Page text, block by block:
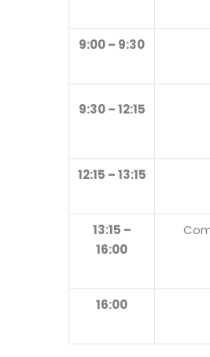
9:00 – 9:30
9:30 – 12:15
12:15 – 13:15
13:15 –
16:00
16:00